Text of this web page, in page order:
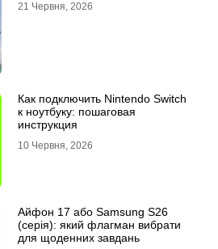
21 Червня, 2026
Как подключить Nintendo Switch
к ноутбуку: пошаговая
инструкция
10 Червня, 2026
Айфон 17 або Samsung S26
(серія): який флагман вибрати
для щоденних завдань